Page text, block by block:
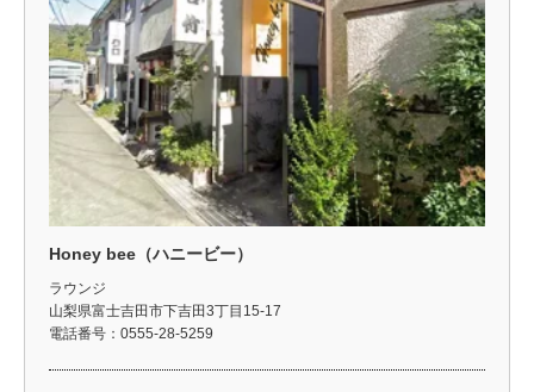
Honey bee（ハニービー）
ラウンジ
山梨県富士吉田市下吉田3丁目15-17
電話番号：0555-28-5259